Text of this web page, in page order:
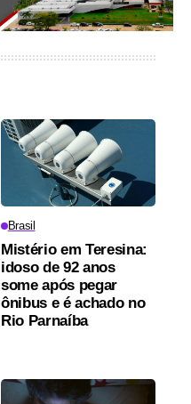
Brasil
Mistério em Teresina:
idoso de 92 anos
some após pegar
ônibus e é achado no
Rio Parnaíba